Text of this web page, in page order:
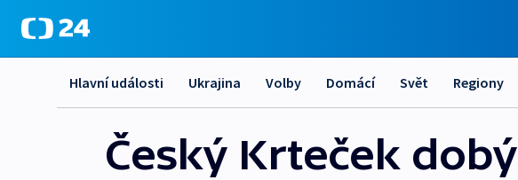
Hlavní události Ukrajina Volby Domácí Svět Regiony
Český Krteček